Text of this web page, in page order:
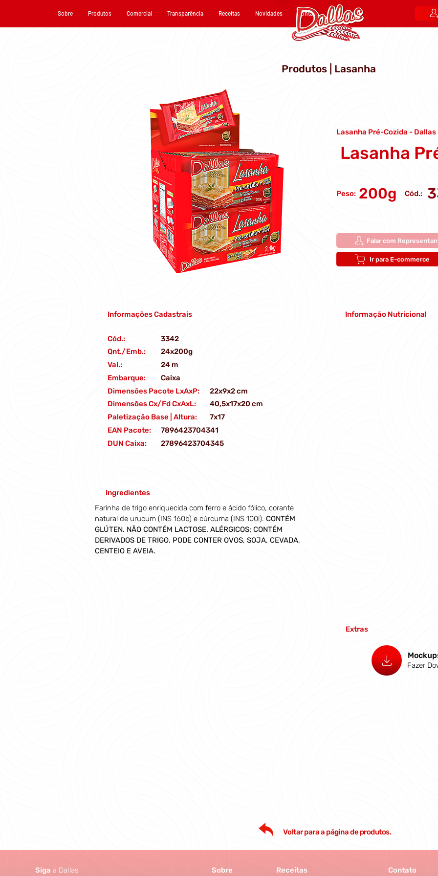
Sobre Produtos Comercial Transparência Receitas Novidades Contato
Produtos | Lasanha
Lasanha Pré-Cozida - Dallas
Lasanha
Peso: 200g Cód.:
Falar com
Ir para E-commerce
Informações Cadastrais
Cód.:
3342
Qnt./Emb.:
24x200g
Val.:
24 m
Embarque:
Caixa
Dimensões Pacote LxAxP:
22x9x2 cm
Dimensões Cx/Fd CxAxL:
40,5x17x20 cm
Paletização Base | Altura:
7x17
EAN Pacote:
7896423704341
DUN Caixa:
27896423704345
Ingredientes
Farinha de trigo enriquecida com ferro e ácido fólico, corante
natural de urucum (INS 160b) e cúrcuma (INS 100i). CONTÉM
GLÚTEN. NÃO CONTÉM LACTOSE. ALÉRGICOS: CONTÉM
DERIVADOS DE TRIGO. PODE CONTER OVOS, SOJA, CEVADA,
CENTEIO E AVEIA.
Informação Nutricional
Extras
Fazer
Voltar para a página de produtos.
Siga a Dallas Sobre Receitas Contato